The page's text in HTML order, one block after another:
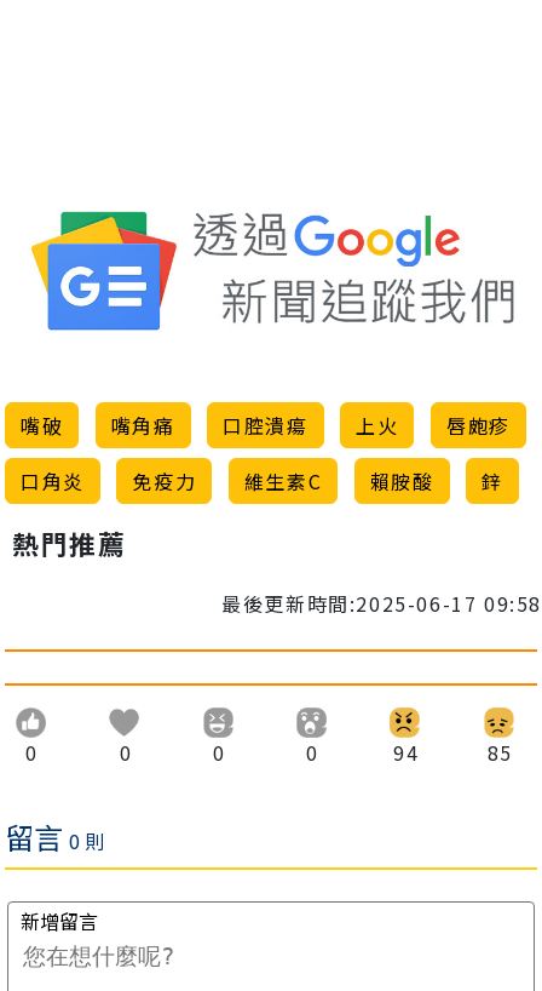
嘴破 嘴角痛 口腔潰瘍 上火
唇皰疹
口角炎
免疫力 維生素C 賴胺酸 鋅
熱門推薦
最後更新時間:2025-06-17 09:58
0 0 0 0 94 85